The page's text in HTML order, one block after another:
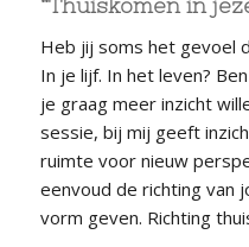
“Thuiskomen in
Heb jij soms het gevoel
In je lijf. In het leven?
je graag meer inzicht
sessie, bij mij geeft
ruimte voor nieuw
eenvoud de richting van
vorm geven. Richting